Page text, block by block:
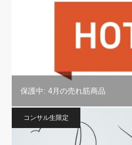
保護中: 4月の売れ筋商品
コンサル生限定